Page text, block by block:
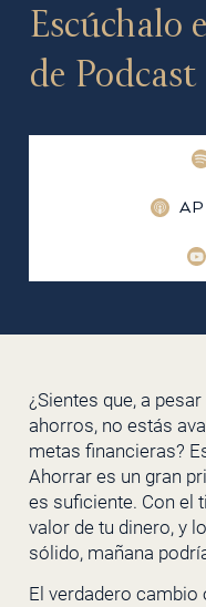
Escúchalo
de
¿Sientes que, a
ahorros, no estás
metas financieras?
Ahorrar es un gran
es suficiente. Con el
valor de tu dinero, y
sólido, mañana
El verdadero